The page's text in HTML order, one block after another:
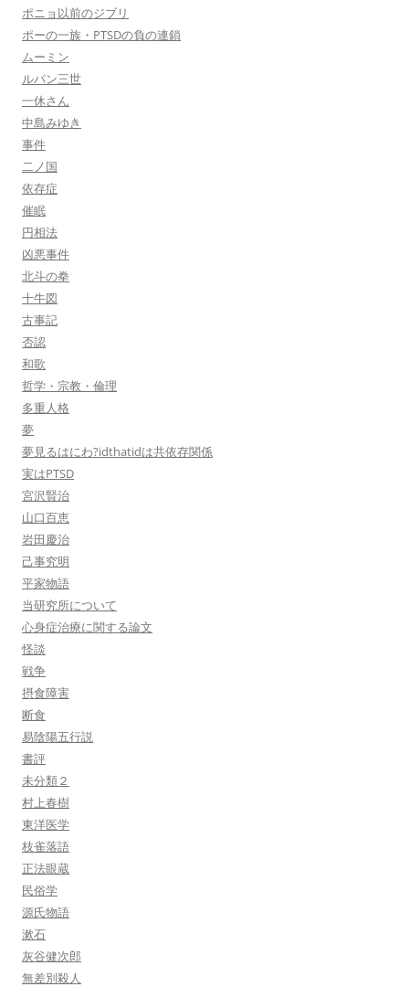
ポニョ以前のジブリ
ポーの一族・PTSDの負の連鎖
ムーミン
ルパン三世
一休さん
中島みゆき
事件
二ノ国
依存症
催眠
円相法
凶悪事件
北斗の拳
十牛図
古事記
否認
和歌
哲学・宗教・倫理
多重人格
夢
夢見るはにわ?idthatidは共依存関係
実はPTSD
宮沢賢治
山口百恵
岩田慶治
己事究明
平家物語
当研究所について
心身症治療に関する論文
怪談
戦争
摂食障害
断食
易陰陽五行説
書評
未分類２
村上春樹
東洋医学
枝雀落語
正法眼蔵
民俗学
源氏物語
漱石
灰谷健次郎
無差別殺人